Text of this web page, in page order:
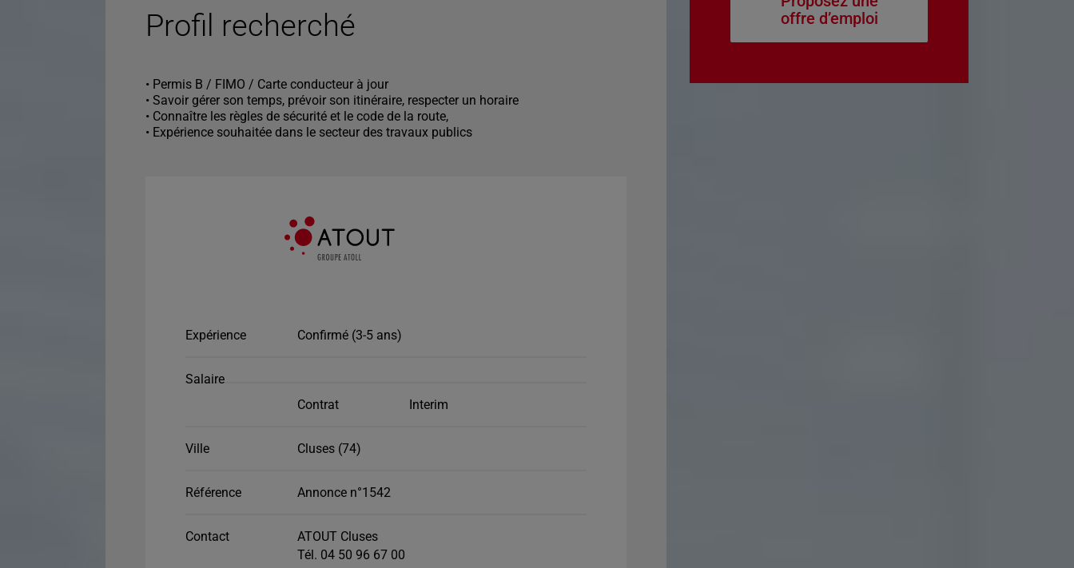
Profil recherché
• Permis B / FIMO / Carte conducteur à jour
• Savoir gérer son temps, prévoir son itinéraire, respecter un horaire
• Connaître les règles de sécurité et le code de la route,
• Expérience souhaitée dans le secteur des travaux publics
Expérience Confirmé (3-5 ans)
Salaire
Contrat
Interim
Ville Cluses (74)
Référence Annonce n°1542
Contact
ATOUT Cluses
Tél. 04 50 96 67 00
offre d’emploi